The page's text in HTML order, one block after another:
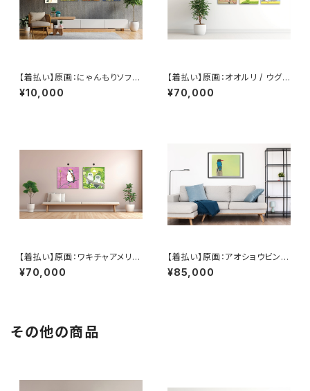
【着払い】原画：にゃんもりソフト
/ 天気雨 / 馬 / カラス会議（Illu
strator 庄田英里）
¥10,000
【着払い】原画：オオルリ / ウグイ
ス / 仲よし双子のキンカチョウ（I
llustrator 黛和弥）
¥70,000
【着払い】原画：ワキチャアメリカ
ムシクイ / 森の中のエゾフクロ
ウ（Illustrator 黛和弥）
¥70,000
【着払い】原画：アオショウビン（I
llustrator 黛和弥）
¥85,000
その他の商品